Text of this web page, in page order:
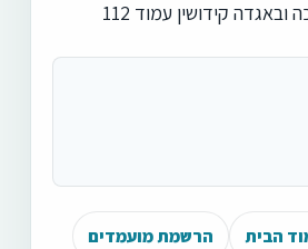
קידושין עמוד 112
הבית הרשמת מועמדים